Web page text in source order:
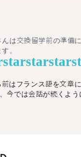
んは交換留学前の準備
。
starstarstar
はフランス語を文章
今では会話が続くよ